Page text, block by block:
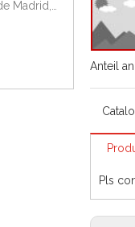
Anteil an:
Pls